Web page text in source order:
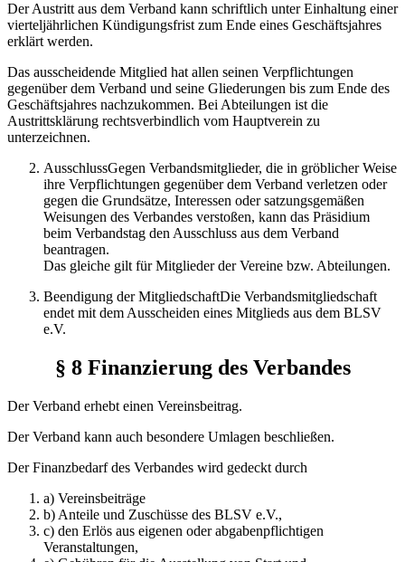
Der Austritt aus dem Verband kann schriftlich unter Einhaltung einer
vierteljährlichen Kündigungsfrist zum Ende eines Geschäftsjahres
erklärt werden.
Das ausscheidende Mitglied hat allen seinen Verpflichtungen
gegenüber dem Verband und seine Gliederungen bis zum Ende des
Geschäftsjahres nachzukommen. Bei Abteilungen ist die
Austrittsklärung rechtsverbindlich vom Hauptverein zu
unterzeichnen.
AusschlussGegen Verbandsmitglieder, die in gröblicher Weise
ihre Verpflichtungen gegenüber dem Verband verletzen oder
gegen die Grundsätze, Interessen oder satzungsgemäßen
Weisungen des Verbandes verstoßen, kann das Präsidium
beim Verbandstag den Ausschluss aus dem Verband
beantragen.
Das gleiche gilt für Mitglieder der Vereine bzw. Abteilungen.
Beendigung der MitgliedschaftDie Verbandsmitgliedschaft
endet mit dem Ausscheiden eines Mitglieds aus dem BLSV
e.V.
§ 8 Finanzierung des Verbandes
Der Verband erhebt einen Vereinsbeitrag.
Der Verband kann auch besondere Umlagen beschließen.
Der Finanzbedarf des Verbandes wird gedeckt durch
a) Vereinsbeiträge
b) Anteile und Zuschüsse des BLSV e.V.,
c) den Erlös aus eigenen oder abgabenpflichtigen
Veranstaltungen,